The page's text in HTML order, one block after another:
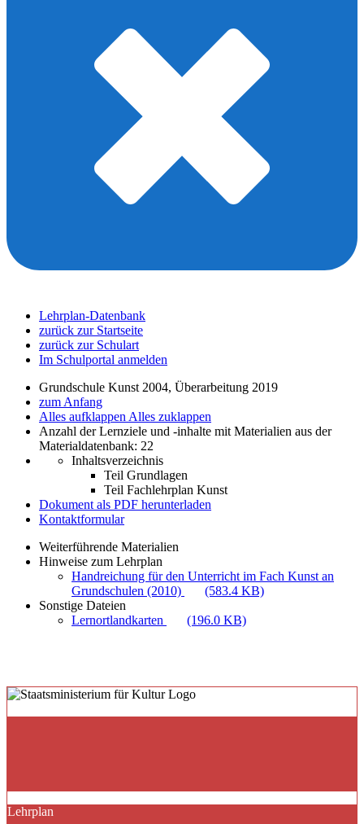
Lehrplan-Datenbank
zurück zur Startseite
zurück zur Schulart
Im Schulportal anmelden
Grundschule Kunst 2004, Überarbeitung 2019
zum Anfang
Alles aufklappen Alles zuklappen
Anzahl der Lernziele und -inhalte mit Materialien aus der
Materialdatenbank: 22
Inhaltsverzeichnis
Teil Grundlagen
Teil Fachlehrplan Kunst
Dokument als PDF herunterladen
Kontaktformular
Weiterführende Materialien
Hinweise zum Lehrplan
Handreichung für den Unterricht im Fach Kunst an
Grundschulen (2010)
(583.4 KB)
Sonstige Dateien
Lernortlandkarten
(196.0 KB)
Lehrplan